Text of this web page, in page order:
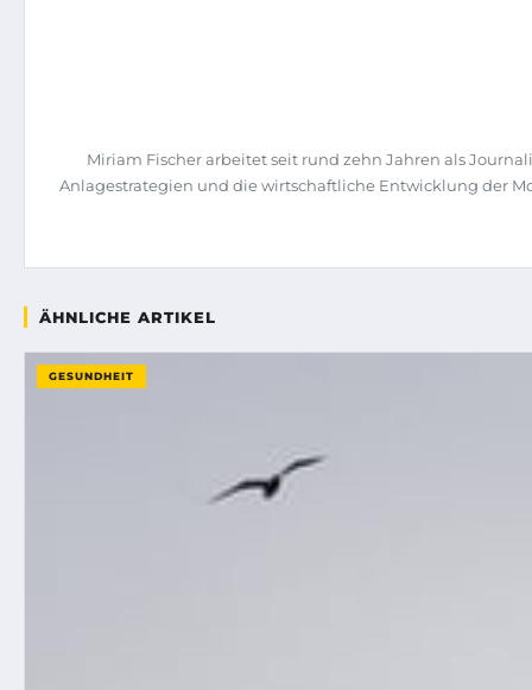
Miriam Fischer arbeitet seit rund zehn Jahren als
Anlagestrategien und die wirtschaftliche Entwicklung der
ÄHNLICHE ARTIKEL
GESUNDHEIT